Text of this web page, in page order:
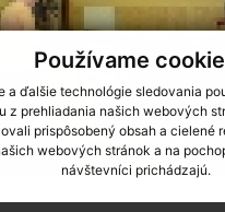
Používame
a ďalšie technológie sledovania
z prehliadania našich webových
prispôsobený obsah a cielené
webových stránok a na
návštevníci prichádzajú.